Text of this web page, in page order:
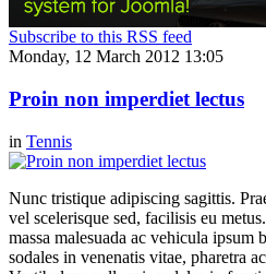
Subscribe to this RSS feed
Monday, 12 March 2012 13:05
Proin non imperdiet lectus
in Tennis
Nunc tristique adipiscing sagittis.
vel scelerisque sed, facilisis eu
massa malesuada ac vehicula
sodales in venenatis vitae, pharetra